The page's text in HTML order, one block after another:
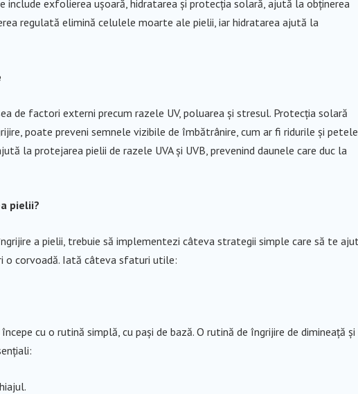
include exfolierea ușoară, hidratarea și protecția solară, ajută la obținerea
regulată elimină celulele moarte ale pielii, iar hidratarea ajută la
de factori externi precum razele UV, poluarea și stresul. Protecția solară
poate preveni semnele vizibile de îmbătrânire, cum ar fi ridurile și petele
la protejarea pielii de razele UVA și UVB, prevenind daunele care duc la
pielii?
a pielii, trebuie să implementezi câteva strategii simple care să te
o corvoadă. Iată câteva sfaturi utile:
cu o rutină simplă, cu pași de bază. O rutină de îngrijire de dimineață și